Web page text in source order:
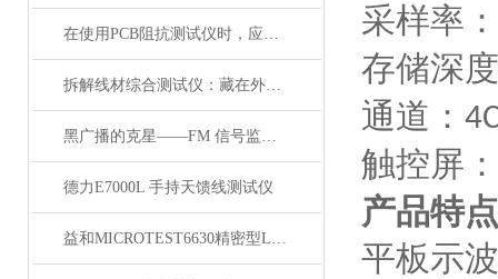
在使用PCB阻抗测试仪时，应该注意以下几个要点
拆解线材综合测试仪：藏在外壳里的精密结构，藏着哪些硬核秘密？
黑广播的克星——FM 信号监测系统
德力E7000L 手持天馈线测试仪
益和MICROTEST6630精密型LCR测试仪
采样率：
存储深
通道：
触控屏：
产品特
平板示